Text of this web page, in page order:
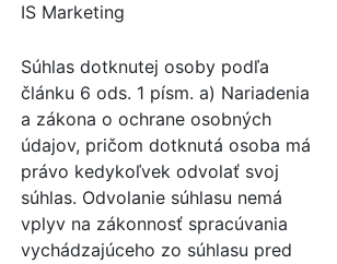
IS Marketing
Súhlas dotknutej osoby podľa
článku 6 ods. 1 písm. a) Nariadenia
a zákona o ochrane osobných
údajov, pričom dotknutá osoba má
právo kedykoľvek odvolať svoj
súhlas. Odvolanie súhlasu nemá
vplyv na zákonnosť spracúvania
vychádzajúceho zo súhlasu pred